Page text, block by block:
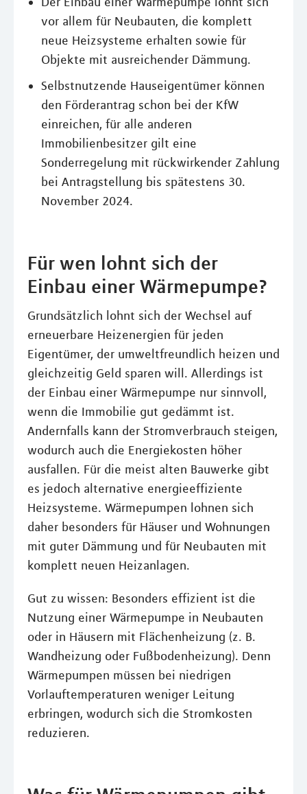
vor allem für Neubauten, die komplett
neue Heizsysteme erhalten sowie für
Objekte mit ausreichender Dämmung.
Selbstnutzende Hauseigentümer können
den Förderantrag schon bei der KfW
einreichen, für alle anderen
Immobilienbesitzer gilt eine
Sonderregelung mit rückwirkender Zahlung
bei Antragstellung bis spätestens 30.
November 2024.
Für wen lohnt sich der
Einbau einer Wärmepumpe?
Grundsätzlich lohnt sich der Wechsel auf
erneuerbare Heizenergien für jeden
Eigentümer, der umweltfreundlich heizen und
gleichzeitig Geld sparen will. Allerdings ist
der Einbau einer Wärmepumpe nur sinnvoll,
wenn die Immobilie gut gedämmt ist.
Andernfalls kann der Stromverbrauch steigen,
wodurch auch die Energiekosten höher
ausfallen. Für die meist alten Bauwerke gibt
es jedoch alternative energieeffiziente
Heizsysteme. Wärmepumpen lohnen sich
daher besonders für Häuser und Wohnungen
mit guter Dämmung und für Neubauten mit
komplett neuen Heizanlagen.
Gut zu wissen: Besonders effizient ist die
Nutzung einer Wärmepumpe in Neubauten
oder in Häusern mit Flächenheizung (z. B.
Wandheizung oder Fußbodenheizung). Denn
Wärmepumpen müssen bei niedrigen
Vorlauftemperaturen weniger Leitung
erbringen, wodurch sich die Stromkosten
reduzieren.